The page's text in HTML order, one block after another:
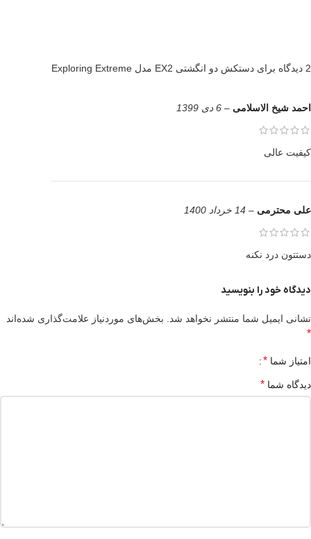
2 دیدگاه برای دستکش دو انگشتی EX2 مدل Exploring Extreme
احمد شیخ الاسلامی – 6 دی 1399
کیفیت عالی
علی محترمی – 14 خرداد 1400
دستتون درد نکنه
دیدگاه خود را بنویسید
نشانی ایمیل شما منتشر نخواهد شد. بخش‌های موردنیاز علامت‌گذاری شده‌اند
*
امتیاز شما *
دیدگاه شما *